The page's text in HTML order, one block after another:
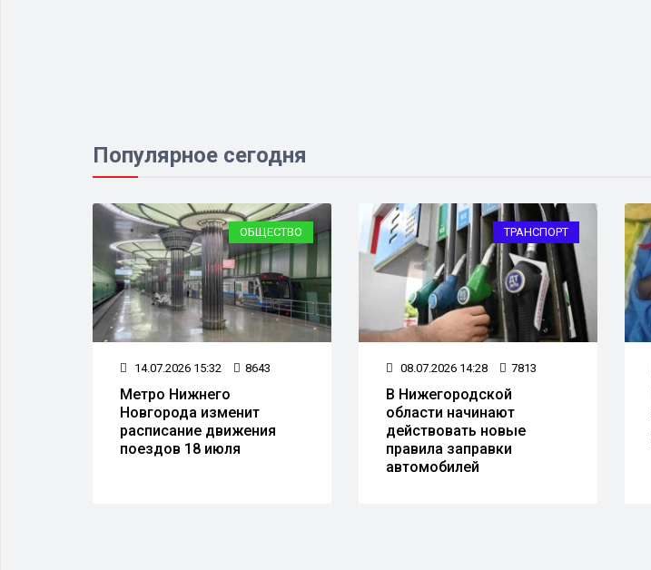
Популярное сегодня
ОБЩЕСТВО
14.07.2026 15:32 8643
Метро Нижнего
Новгорода изменит
расписание движения
поездов 18 июля
ТРАНСПОРТ
08.07.2026 14:28 7813
В Нижегородской
области начинают
действовать новые
правила заправки
автомобилей